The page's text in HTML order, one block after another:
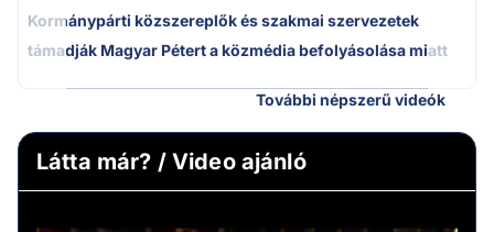
Kormánypárti közszereplők és szakmai szervezetek
támadják Magyar Pétert a közmédia befolyásolása miatt
További népszerű videók
Látta már? / Video ajánló